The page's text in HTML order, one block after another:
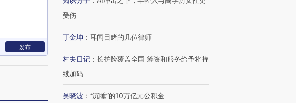
发布
受伤
丁金坤 ： 耳闻目睹的几位律师
村夫日记 ： 长护险覆盖全国 筹资和服务给予将持
续加码
吴晓波 ： “沉睡”的10万亿元公积金